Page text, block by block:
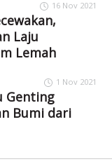
16 Nov 2021
Laju
Lemah
1 Nov 2021
Genting
Bumi dari